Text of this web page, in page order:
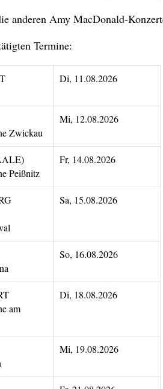
anderen Amy MacDonald-
Termine:
Di, 11.08.2026
Zwickau
Mi, 12.08.2026
Peißnitz
Fr, 14.08.2026
Sa, 15.08.2026
So, 16.08.2026
am
Di, 18.08.2026
Mi, 19.08.2026